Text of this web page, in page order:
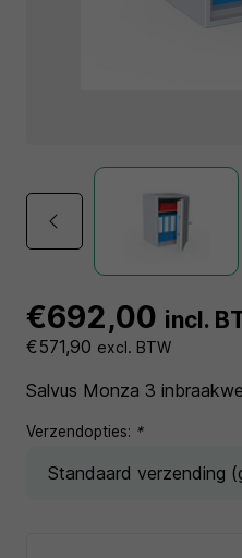
€692,00 incl.
€571,90 excl. BTW
Salvus Monza 3
Verzendopties: *